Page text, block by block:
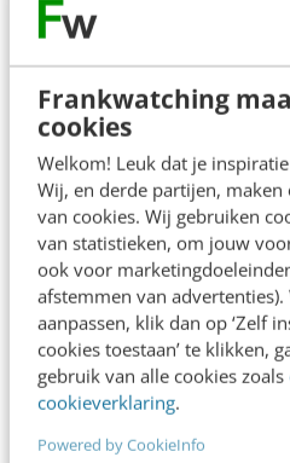
Frankwatching
cookies
Welkom! Leuk dat je
Wij, en derde partijen,
van cookies. Wij gebruiken
van statistieken, om jouw
ook voor
afstemmen van
aanpassen, klik dan op ‘Zelf
cookies toestaan’ te klikken,
gebruik van alle cookies zoals
cookieverklaring.
Powered by CookieInfo
verhaal. Mensen kunnen
opzoeken op een kaart
leveren aan de verhalen.
Gevoel:
medemenselijkheid.